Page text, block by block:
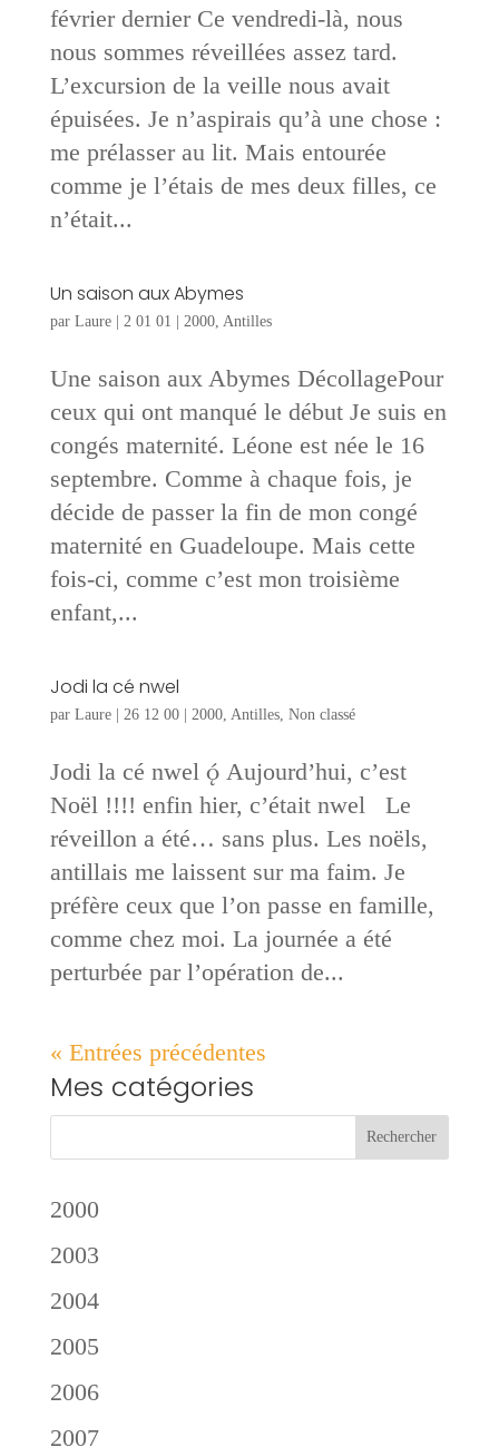
février dernier Ce vendredi-là, nous
nous sommes réveillées assez tard.
L’excursion de la veille nous avait
épuisées. Je n’aspirais qu’à une chose :
me prélasser au lit. Mais entourée
comme je l’étais de mes deux filles, ce
n’était...
Un saison aux Abymes
par Laure| 2 01 01 2000, Antilles
Une saison aux Abymes DécollagePour
ceux qui ont manqué le début Je suis en
congés maternité. Léone est née le 16
septembre. Comme à chaque fois, je
décide de passer la fin de mon congé
maternité en Guadeloupe. Mais cette
fois-ci, comme c’est mon troisième
enfant,...
Jodi la cé nwel
par Laure| 26 12 00| 2000, Antilles, Non classé
Jodi la cé nwel  Aujourd’hui, c’est
Noël !!!! enfin hier, c’était nwel Le
réveillon a été… sans plus. Les noëls,
antillais me laissent sur ma faim. Je
préfère ceux que l’on passe en famille,
comme chez moi. La journée a été
perturbée par l’opération de...
« Entrées précédentes
Mes catégories
2000
2003
2004
2005
2006
2007